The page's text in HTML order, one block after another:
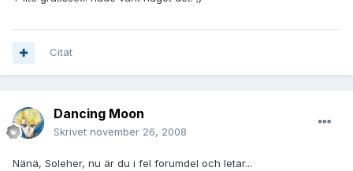
Citat
Dancing Moon
Skrivet november 26, 2008
Nänä, Soleher, nu är du i fel forumdel och letar...